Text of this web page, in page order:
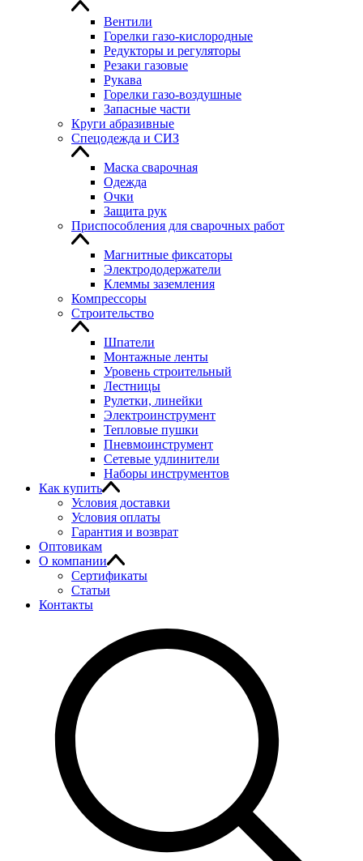
Вентили
Горелки газо-кислородные
Редукторы и регуляторы
Резаки газовые
Рукава
Горелки газо-воздушные
Запасные части
Круги абразивные
Спецодежда и СИЗ
Маска сварочная
Одежда
Очки
Защита рук
Приспособления для сварочных работ
Магнитные фиксаторы
Электрододержатели
Клеммы заземления
Компрессоры
Строительство
Шпатели
Монтажные ленты
Уровень строительный
Лестницы
Рулетки, линейки
Электроинструмент
Тепловые пушки
Пневмоинструмент
Сетевые удлинители
Наборы инструментов
Как купить
Условия доставки
Условия оплаты
Гарантия и возврат
Оптовикам
О компании
Сертификаты
Статьи
Контакты